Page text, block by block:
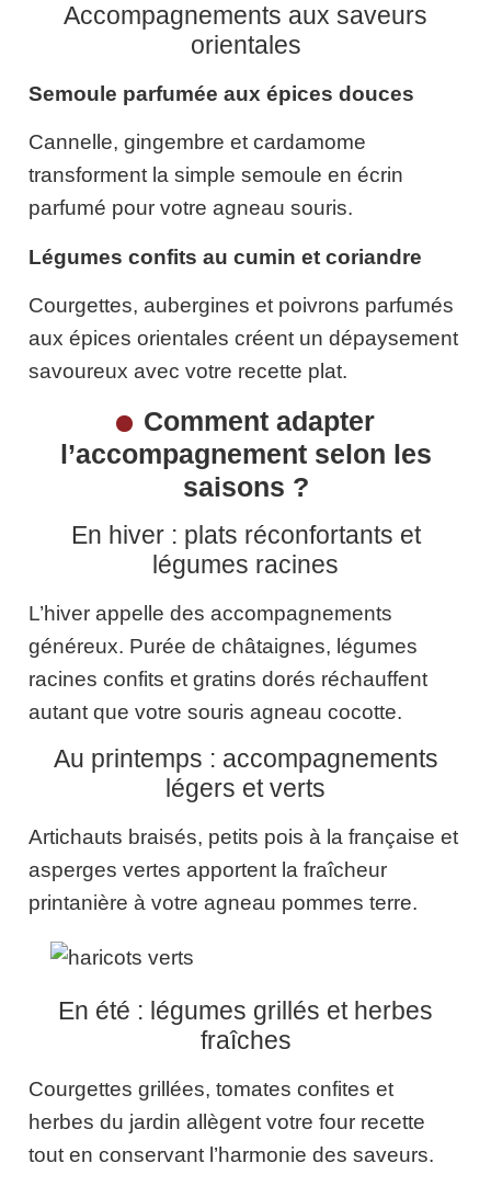
Accompagnements aux saveurs
orientales
Semoule parfumée aux épices douces
Cannelle, gingembre et cardamome
transforment la simple semoule en écrin
parfumé pour votre agneau souris.
Légumes confits au cumin et coriandre
Courgettes, aubergines et poivrons parfumés
aux épices orientales créent un dépaysement
savoureux avec votre recette plat.
Comment adapter
l’accompagnement selon les
saisons ?
En hiver : plats réconfortants et
légumes racines
L’hiver appelle des accompagnements
généreux. Purée de châtaignes, légumes
racines confits et gratins dorés réchauffent
autant que votre souris agneau cocotte.
Au printemps : accompagnements
légers et verts
Artichauts braisés, petits pois à la française et
asperges vertes apportent la fraîcheur
printanière à votre agneau pommes terre.
En été : légumes grillés et herbes
fraîches
Courgettes grillées, tomates confites et
herbes du jardin allègent votre four recette
tout en conservant l’harmonie des saveurs.